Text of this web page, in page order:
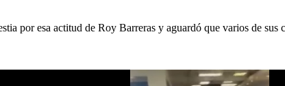
por esa actitud de Roy Barreras y aguardó que varios de